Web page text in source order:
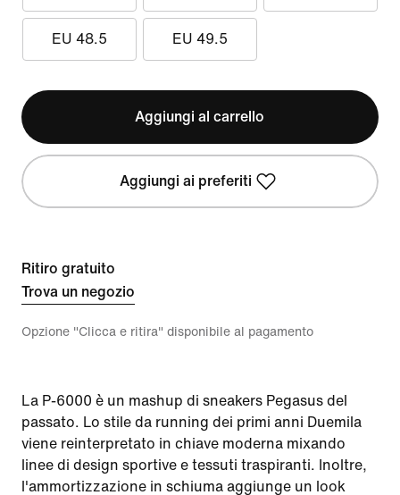
EU 48.5 EU 49.5
Aggiungi al carrello
Aggiungi ai preferiti
Ritiro gratuito
Trova un negozio
Opzione "Clicca e ritira" disponibile al pagamento
La P-6000 è un mashup di sneakers Pegasus del
passato. Lo stile da running dei primi anni Duemila
viene reinterpretato in chiave moderna mixando
linee di design sportive e tessuti traspiranti. Inoltre,
l'ammortizzazione in schiuma aggiunge un look